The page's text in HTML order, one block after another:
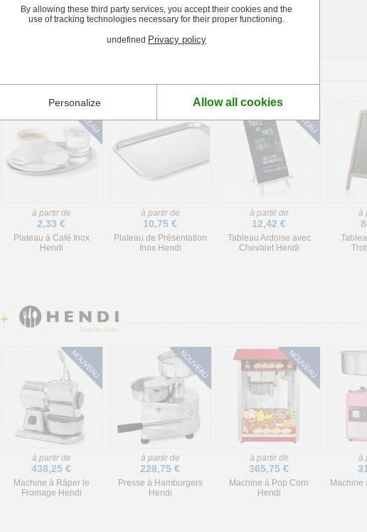
- Acier inoxydable.
- Dimensions : 50 x 35 x 40 mm.
à partir de
2,33 €
Plateau à Café Inox
Hendi
à partir de
10,75 €
Plateau de Présentation
Inox Hendi
à partir de
12,42 €
Tableau Ardoise avec
Chevalet Hendi
à
+
à partir de
438,25 €
Machine à Râper le
Fromage Hendi
à partir de
228,75 €
Presse à Hamburgers
Hendi
à partir de
365,75 €
Machine à Pop Corn
Hendi
à
Machine
By allowing these third party services, you accept their cookies and the
use of tracking technologies necessary for their proper functioning.
undefined Privacy policy
Personalize Allow all cookies